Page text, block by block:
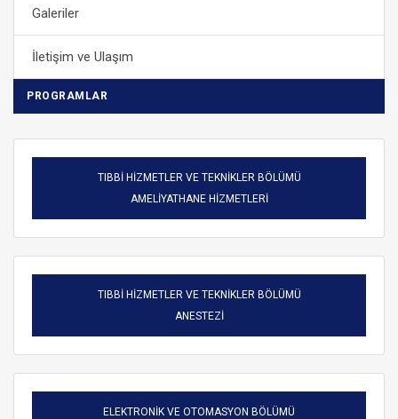
Galeriler
İletişim ve Ulaşım
PROGRAMLAR
TIBBİ HİZMETLER VE TEKNİKLER BÖLÜMÜ
AMELİYATHANE HİZMETLERİ
TIBBİ HİZMETLER VE TEKNİKLER BÖLÜMÜ
ANESTEZİ
ELEKTRONİK VE OTOMASYON BÖLÜMÜ